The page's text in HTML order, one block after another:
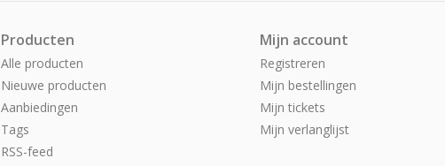
Producten
Alle producten
Nieuwe producten
Aanbiedingen
Tags
RSS-feed
Mijn account
Registreren
Mijn bestellingen
Mijn tickets
Mijn verlanglijst